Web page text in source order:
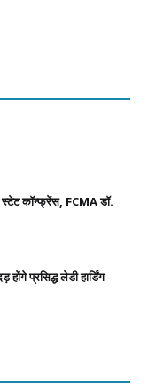
कॉन्फ्रेंस, FCMA डॉ.
प्रसिद्ध लेडी हार्डिंग